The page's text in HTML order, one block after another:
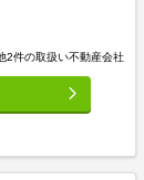
2件の取扱い不動産会社